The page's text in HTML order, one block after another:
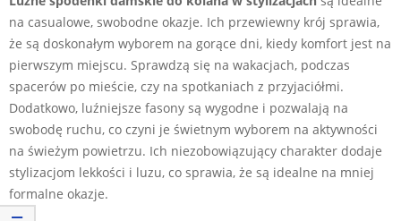
na casualowe, swobodne okazje. Ich przewiewny krój sprawia,
że są doskonałym wyborem na gorące dni, kiedy komfort jest na
pierwszym miejscu. Sprawdzą się na wakacjach, podczas
spacerów po mieście, czy na spotkaniach z przyjaciółmi.
Dodatkowo, luźniejsze fasony są wygodne i pozwalają na
swobodę ruchu, co czyni je świetnym wyborem na aktywności
na świeżym powietrzu. Ich niezobowiązujący charakter dodaje
stylizacjom lekkości i luzu, co sprawia, że są idealne na mniej
formalne okazje.